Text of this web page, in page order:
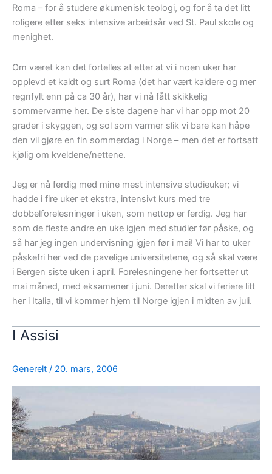
Roma – for å studere økumenisk teologi, og for å ta det litt
roligere etter seks intensive arbeidsår ved St. Paul skole og
menighet.
Om været kan det fortelles at etter at vi i noen uker har
opplevd et kaldt og surt Roma (det har vært kaldere og mer
regnfylt enn på ca 30 år), har vi nå fått skikkelig
sommervarme her. De siste dagene har vi har opp mot 20
grader i skyggen, og sol som varmer slik vi bare kan håpe
den vil gjøre en fin sommerdag i Norge – men det er fortsatt
kjølig om kveldene/nettene.
Jeg er nå ferdig med mine mest intensive studieuker; vi
hadde i fire uker et ekstra, intensivt kurs med tre
dobbelforelesninger i uken, som nettop er ferdig. Jeg har
som de fleste andre en uke igjen med studier før påske, og
så har jeg ingen undervisning igjen før i mai! Vi har to uker
påskefri her ved de pavelige universitetene, og så skal være
i Bergen siste uken i april. Forelesningene her fortsetter ut
mai måned, med eksamener i juni. Deretter skal vi feriere litt
her i Italia, til vi kommer hjem til Norge igjen i midten av juli.
I Assisi
Generelt / 20. mars, 2006